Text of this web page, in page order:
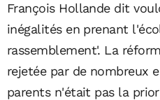
François Hollande dit
inégalités en prenant
rassemblement'. La
rejetée par de nombreux
parents n'était pas la